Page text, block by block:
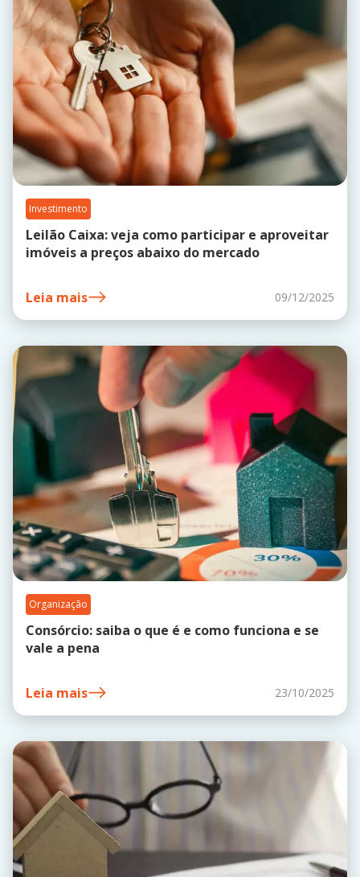
Investimento
Leilão Caixa: veja como participar e aproveitar
imóveis a preços abaixo do mercado
Leia mais 09/12/2025
Organização
Consórcio: saiba o que é e como funciona e se
vale a pena
Leia mais 23/10/2025